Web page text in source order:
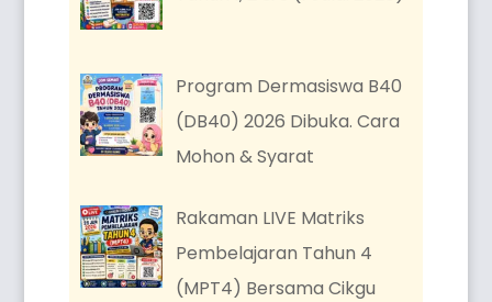
Program Dermasiswa B40
(DB40) 2026 Dibuka. Cara
Mohon & Syarat
Rakaman LIVE Matriks
Pembelajaran Tahun 4
(MPT4) Bersama Cikgu